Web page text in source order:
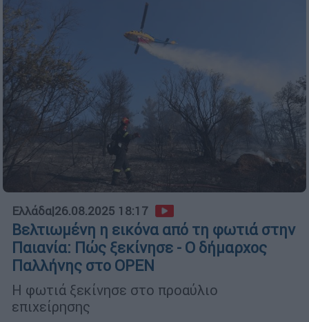
Ελλάδα|26.08.2025 18:17
Βελτιωμένη η εικόνα από τη φωτιά στην
Παιανία: Πώς ξεκίνησε - Ο δήμαρχος
Παλλήνης στο OPEN
Η φωτιά ξεκίνησε στο προαύλιο
επιχείρησης